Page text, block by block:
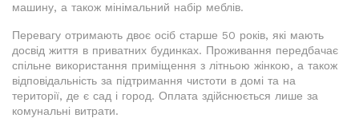
машину, а також мінімальний набір меблів.
Перевагу отримають двоє осіб старше 50 років, які мають
досвід життя в приватних будинках. Проживання передбачає
спільне використання приміщення з літньою жінкою, а також
відповідальність за підтримання чистоти в домі та на
території, де є сад і город. Оплата здійснюється лише за
комунальні витрати.